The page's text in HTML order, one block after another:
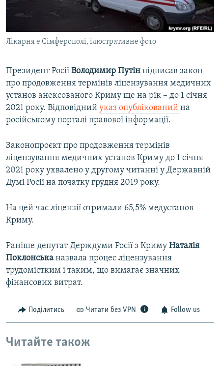
УКРАЇНСЬКА ПРОБЛЕМА КРИМУ
Русский
Qırımtatar
Усі сайти RFE/RL
Лікарня e Сімферополі, ілюстративне фото
Президент Росії Володимир Путін підписав закон
про продовження термінів ліцензування медичних
установ анексованого Криму ще на рік – до 1 січня
2021 року. Відповідний указ опублікований на
російському порталі правової інформації.
Законопроєкт про продовження термінів
ліцензування медичних установ Криму до 1 січня
2021 року ухвалено у другому читанні у Державній
Думі Росії на початку грудня 2019 року.
На цей час ліцензії отримали 65,5% медустанов
Криму.
Раніше депутат Держдуми Росії з Криму Наталія
Поклонська назвала процес ліцензування
трудомістким і таким, що вимагає значних
фінансових витрат.
Поділитись Читати без VPN Follow us
Читайте також